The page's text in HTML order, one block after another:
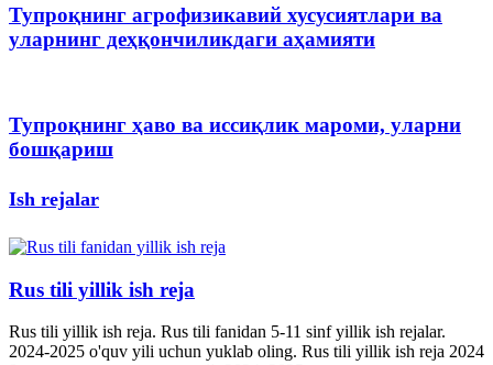
Тупроқнинг агрофизикавий хусусиятлари ва
уларнинг деҳқончиликдаги аҳамияти
Тупроқнинг ҳаво ва иссиқлик мароми, уларни
бошқариш
Ish rejalar
Rus tili yillik ish reja
Rus tili yillik ish reja. Rus tili fanidan 5-11 sinf yillik ish rejalar.
2024-2025 o'quv yili uchun yuklab oling. Rus tili yillik ish reja 2024